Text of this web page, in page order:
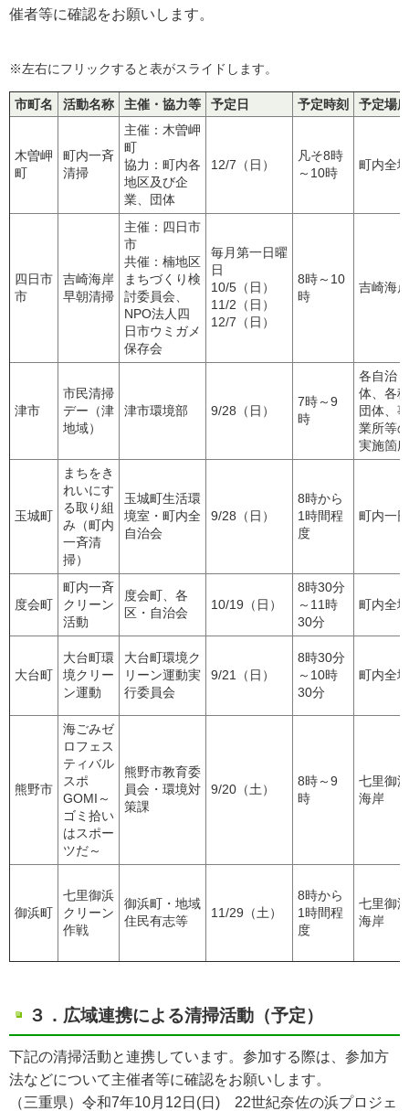
催者等に確認をお願いします。
※左右にフリックすると表がスライドします。
市町名 活動名称 主催・協力等 予定日 予定時刻 予定場所
木曽岬
町
町内一斉
清掃
主催：木曽岬
町
協力：町内各
地区及び企
業、団体
12/7（日）
凡そ8時
～10時
町内全域
四日市
市
吉崎海岸
早朝清掃
主催：四日市
市
共催：楠地区
まちづくり検
討委員会、
NPO法人四
日市ウミガメ
保存会
毎月第一日曜
日
10/5（日）
11/2（日）
12/7（日）
8時～10
時
吉崎海岸
津市
市民清掃
デー（津
地域）
津市環境部 9/28（日）
7時～9
時
各自治
体、各種
団体、事
業所等の
実施箇所
玉城町
まちをき
れいにす
る取り組
み（町内
一斉清
掃）
玉城町生活環
境室・町内全
自治会
9/28（日）
8時から
1時間程
度
町内一円
度会町
町内一斉
クリーン
活動
度会町、各
区・自治会
10/19（日）
8時30分
～11時
30分
町内全域
大台町
大台町環
境クリー
ン運動
大台町環境ク
リーン運動実
行委員会
9/21（日）
8時30分
～10時
30分
町内全域
熊野市
海ごみゼ
ロフェス
ティバル
スポ
GOMI～
ゴミ拾い
はスポー
ツだ～
熊野市教育委
員会・環境対
策課
9/20（土）
8時～9
時
七里御浜
海岸
御浜町
七里御浜
クリーン
作戦
御浜町・地域
住民有志等
11/29（土）
8時から
1時間程
度
七里御浜
海岸
３．広域連携による清掃活動（予定）
下記の清掃活動と連携しています。参加する際は、参加方
法などについて主催者等に確認をお願いします。
（三重県）令和7年10月12日(日) 22世紀奈佐の浜プロジェ